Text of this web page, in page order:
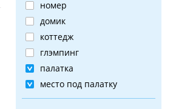
номер
домик
коттедж
глэмпинг
палатка
место под палатку